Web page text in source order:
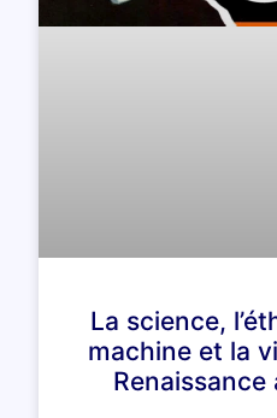
La science,
machine et la
Renaissance